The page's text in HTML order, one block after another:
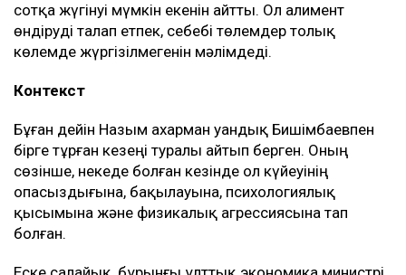
сотқа жүгінуі мүмкін екенін айтты. Ол алимент
өндіруді талап етпек, себебі төлемдер толық
көлемде жүргізілмегенін мәлімдеді.
Контекст
Бұған дейін Назым Қахарман Қуандық Бишімбаевпен
бірге тұрған кезеңі туралы айтып берген. Оның
сөзінше, некеде болған кезінде ол күйеуінің
опасыздығына, бақылауына, психологиялық
қысымына және физикалық агрессиясына тап
болған.